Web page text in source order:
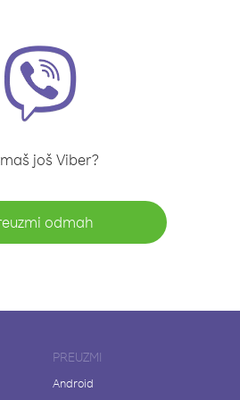
još Viber?
odmah
PREUZMI
Android